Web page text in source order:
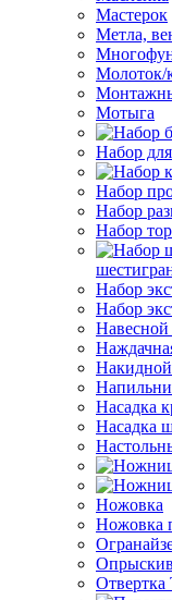
Мастерок
Метла,
Молоток/
Мотыга
Набор
Набор
Набор
Набор
Набор
Набор
Навесной
Насадка
Насадка
Ножовка
Ножовка
Отвертка